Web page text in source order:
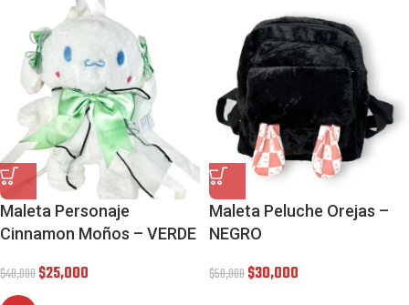
Maleta Personaje
Cinnamon Moños – VERDE
$40,000$25,000
Maleta Peluche Orejas –
NEGRO
$50,000$30,000